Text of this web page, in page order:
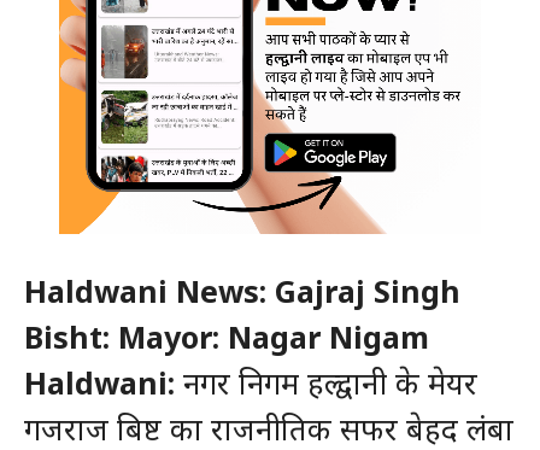
Haldwani News: Gajraj Singh
Bisht: Mayor: Nagar Nigam
Haldwani: नगर निगम हल्द्वानी के मेयर
गजराज बिष्ट का राजनीतिक सफर बेहद लंबा